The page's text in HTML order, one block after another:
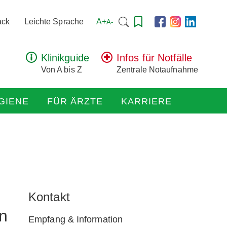
Leichte Sprache A+A- Suchen
Klinikguide
Von A bis Z
Infos für Notfälle
Zentrale Notaufnahme
FÜR ÄRZTE KARRIERE
Kontakt
Empfang & Information